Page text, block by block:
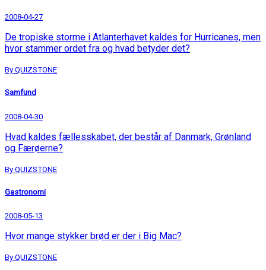
2008-04-27
De tropiske storme i Atlanterhavet kaldes for Hurricanes, men
hvor stammer ordet fra og hvad betyder det?
By QUIZSTONE
Samfund
2008-04-30
Hvad kaldes fællesskabet, der består af Danmark, Grønland
og Færøerne?
By QUIZSTONE
Gastronomi
2008-05-13
Hvor mange stykker brød er der i Big Mac?
By QUIZSTONE